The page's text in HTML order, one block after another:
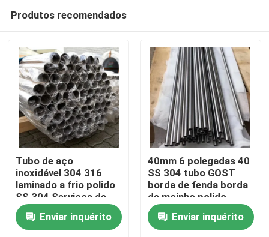
Casa
Produtos recomendados
Tubo de aço
inoxidável 304 316
laminado a frio polido
SS 304 Serviços de
processamento de
soldagem e dobra de
tubos disponíveis
Enviar inquérito
40mm 6 polegadas 40
SS 304 tubo GOST
borda de fenda borda
de moinho polido
decorativo
Enviar inquérito